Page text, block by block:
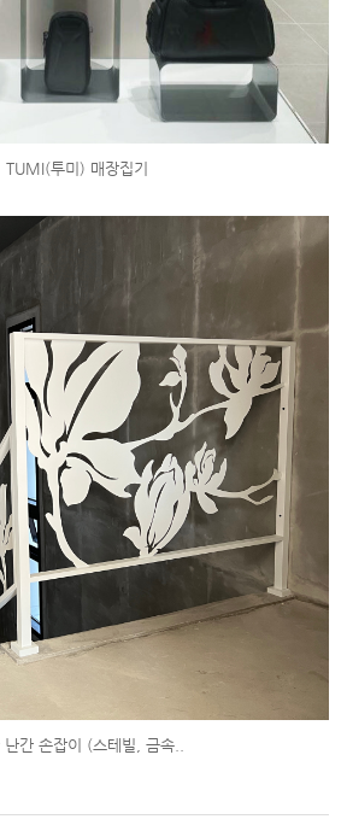
TUMI(투미) 매장집기
난간 손잡이 (스테빌, 금속..